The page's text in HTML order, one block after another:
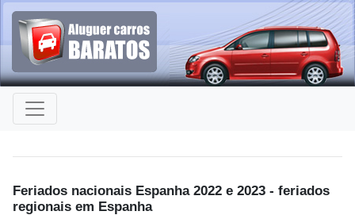
Feriados nacionais Espanha 2022 e 2023 - feriados
regionais em Espanha